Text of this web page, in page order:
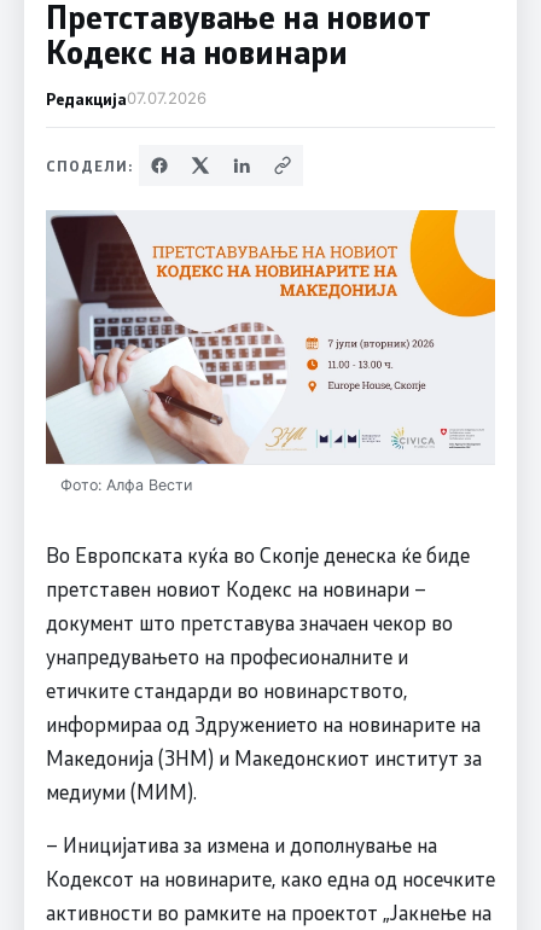
Претставување на новиот
Кодекс на новинари
Редакција07.07.2026
СПОДЕЛИ:
Фото: Алфа Вести
Во Европската куќа во Скопје денеска ќе биде
претставен новиот Кодекс на новинари –
документ што претставува значаен чекор во
унапредувањето на професионалните и
етичките стандарди во новинарството,
информираа од Здружението на новинарите на
Македонија (ЗНМ) и Македонскиот институт за
медиуми (МИМ).
– Иницијатива за измена и дополнување на
Кодексот на новинарите, како една од носечките
активности во рамките на проектот „Јакнење на